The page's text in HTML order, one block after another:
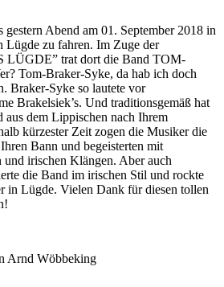
gestern Abend am 01. September 2018 in
Lügde zu fahren. Im Zuge der
LÜGDE” trat dort die Band TOM-
Tom-Braker-Syke, da hab ich doch
Braker-Syke so lautete vor
Brakelsiek’s. Und traditionsgemäß hat
dem Lippischen nach Ihrem
kürzester Zeit zogen die Musiker die
Bann und begeisterten mit
und irischen Klängen. Aber auch
die Band im irischen Stil und rockte
in Lügde. Vielen Dank für diesen tollen
Arnd Wöbbeking